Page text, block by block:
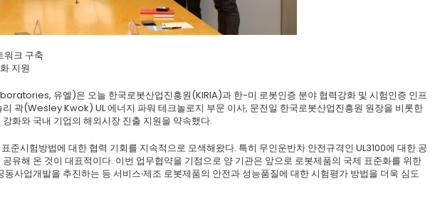
워크 구축
지원
유엘)은 오늘 한국로봇산업진흥원(KIRIA)과 한-미 로봇인증 분야 협력강화 및 시험인증 인프
곽(Wesley Kwok) UL 에너지 파워 테크놀로지 부문 이사, 문전일 한국로봇산업진흥원 원장을 비롯한
화와 국내 기업의 해외시장 진출 지원을 약속했다.
준시험방법에 대한 협력 기회를 지속적으로 모색해왔다. 특히 무인운반차 안전규격인 UL3100에 대한 공
유해 온 것이 대표적이다. 이번 업무협약을 기점으로 양 기관은 앞으로 로봇제품의 국제 표준화를 위한
사업개발을 추진하는 등 서비스‧제조 로봇제품의 안전과 성능품질에 대한 시험평가 방법을 더욱 심도